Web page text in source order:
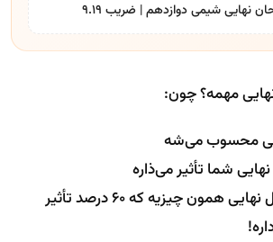
نهایی شیمی دوازدهم | ضریب 9.19
نهایی مهمه؟ چون:
محسوب می‌شه
شما تأثیر می‌ذاره
و از اون مهم‌تر، معدل نهایی همون چیزیه که ۶۰ درصد تأثیر